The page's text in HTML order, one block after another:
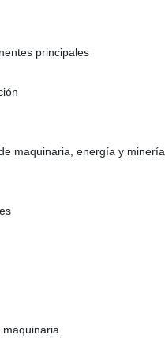
principales
maquinaria, energía y minería